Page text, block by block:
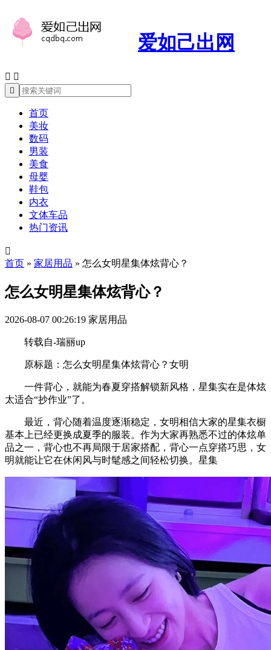
爱如己出网
 

首页
美妆
数码
男装
美食
母婴
鞋包
内衣
文体车品
热门资讯

首页 » 家居用品 » 怎么女明星集体炫背心？
怎么女明星集体炫背心？
2026-08-07 00:26:19 家居用品
转载自-瑞丽up
原标题：怎么女明星集体炫背心？女明
一件背心，就能为春夏穿搭解锁新风格，星集实在是体炫
太适合“抄作业”了。
最近，背心随着温度逐渐稳定，女明相信大家的星集衣橱
基本上已经更换成夏季的服装。作为大家再熟悉不过的体炫单
品之一，背心也不再局限于居家搭配，背心一点穿搭巧思，女
明就能让它在休闲风与时髦感之间轻松切换。星集